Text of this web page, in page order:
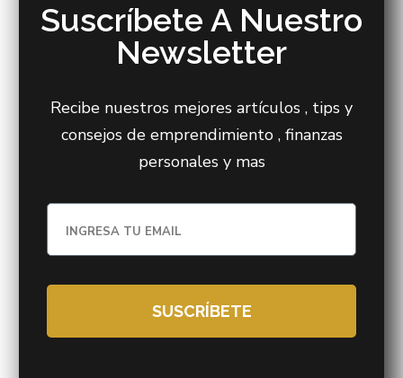
Suscríbete A Nuestro
Newsletter
Recibe nuestros mejores artículos , tips y
consejos de emprendimiento , finanzas
personales y mas
SUSCRÍBETE